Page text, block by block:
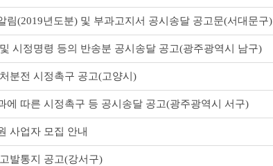
림(2019년도분) 및 부과고지서 공시송달 공고문(서대문구)
시정명령 등의 반송분 공시송달 공고(광주광역시 남구)
분전 시정촉구 공고(고양시)
에 따른 시정촉구 등 공시송달 공고(광주광역시 서구)
사업자 모집 안내
발통지 공고(강서구)